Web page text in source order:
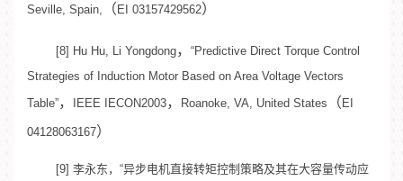
Seville, Spain,
（ EI 03157429562）
[8] Hu Hu, Li Yongdong， “Predictive Direct Torque Control
Strategies of Induction Motor Based on Area Voltage Vectors
Table”， IEEE IECON2003， Roanoke, VA, United States （EI
04128063167）
[9] 李永东，“异步电机直接转矩控制策略及其在大容量传动应